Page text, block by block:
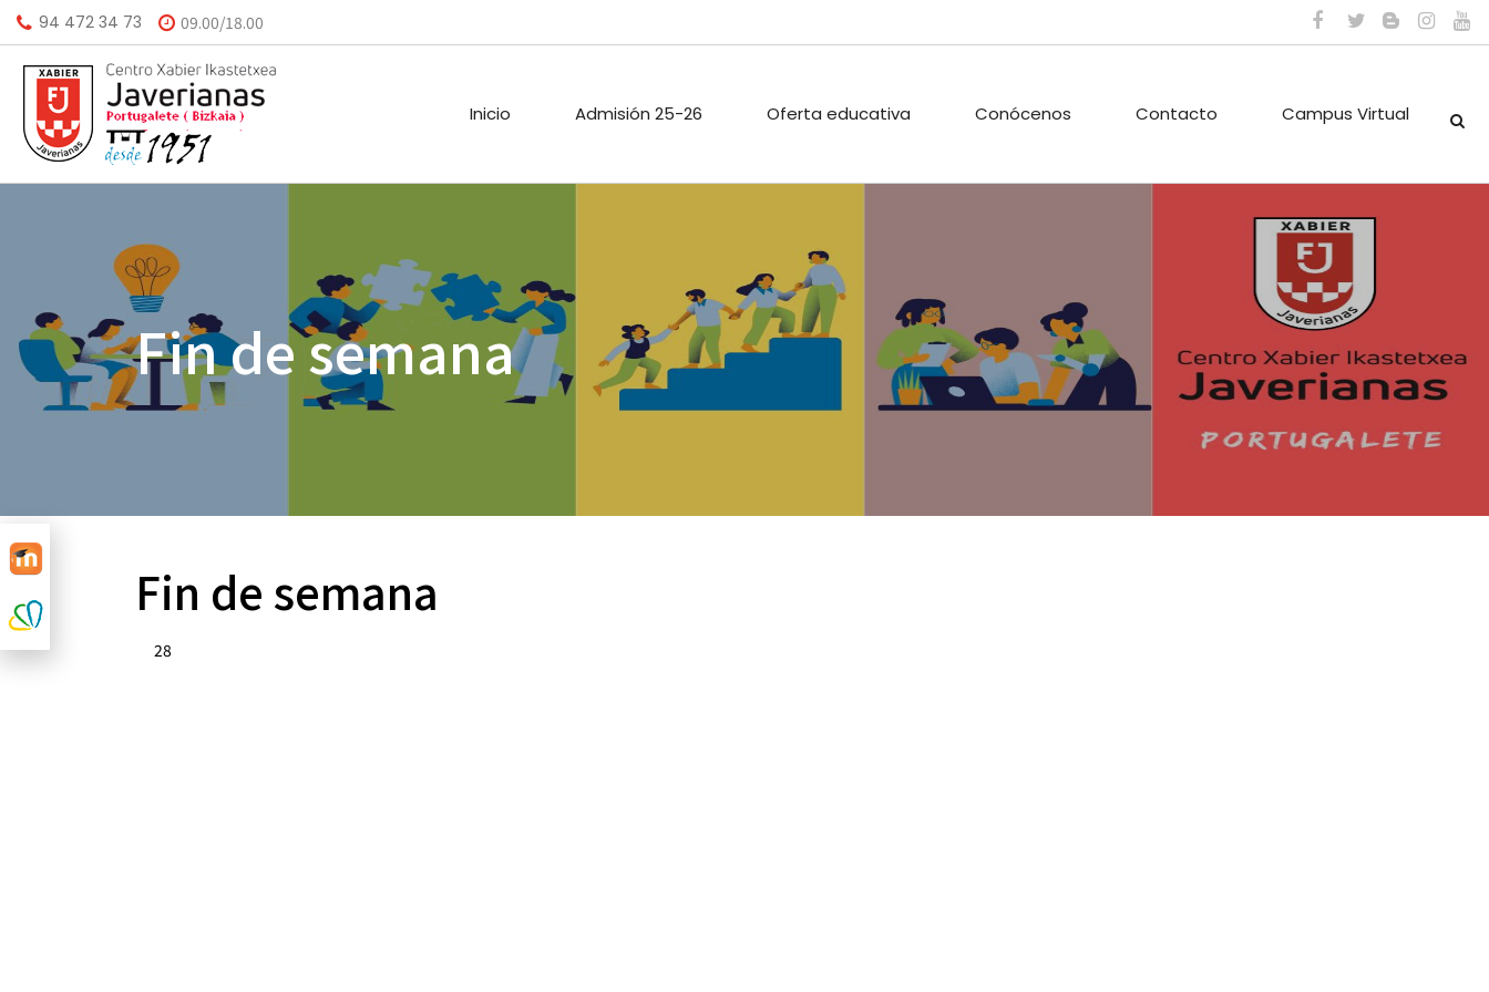
94 472 34 73 09.00/18.00
Inicio Admisión 25-26 Oferta educativa Conócenos
VISIÓN
CALENDARIO ESCOLAR
BIBLIOTECA
HORARIO PÚBLICO
INSTALACIONES
PROYECTOS DE
INNOVACIÓN
PROYECTO DIGITAL DE
CENTRO
CALIDAD
ACTIVIDADES
EXTRAESCOLARES
Contacto Campus Virtual
Fin de semana
Fin de semana
28